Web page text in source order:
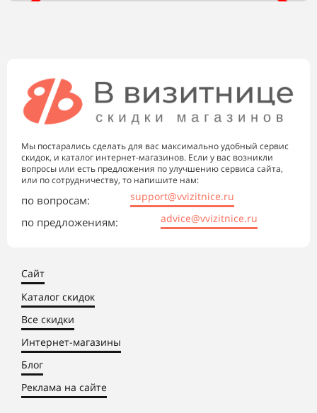
Мы постарались сделать для вас максимально удобный сервис
скидок, и каталог интернет-магазинов. Если у вас возникли
вопросы или есть предложения по улучшению сервиса сайта,
или по сотрудничеству, то напишите нам:
по вопросам: support@vvizitnice.ru
по предложениям: advice@vvizitnice.ru
Сайт
Каталог скидок
Все скидки
Интернет-магазины
Блог
Реклама на сайте